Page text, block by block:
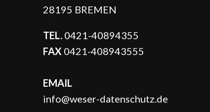
28195 BREMEN
TEL. 0421-40894355
FAX 0421-408943555
EMAIL
info@weser-datenschutz.de